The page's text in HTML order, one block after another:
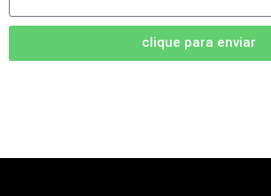
clique para enviar